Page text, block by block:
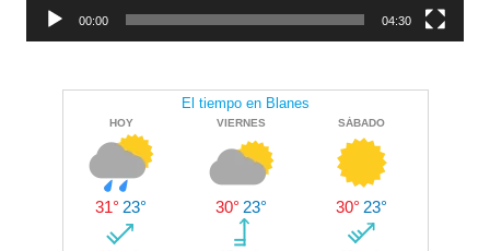
00:00 04:30